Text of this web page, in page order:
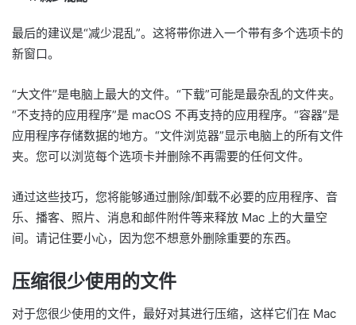
最后的建议是“减少混乱”。这将带你进入一个带有多个选项卡的
新窗口。
“大文件”是电脑上最大的文件。“下载”可能是最杂乱的文件夹。
“不支持的应用程序”是 macOS 不再支持的应用程序。“容器”是
应用程序存储数据的地方。“文件浏览器”显示电脑上的所有文件
夹。您可以浏览每个选项卡并删除不再需要的任何文件。
通过这些技巧，您将能够通过删除/卸载不必要的应用程序、音
乐、播客、照片、消息和邮件附件等来释放 Mac 上的大量空
间。请记住要小心，因为您不想意外删除重要的东西。
压缩很少使用的文件
对于您很少使用的文件，最好对其进行压缩，这样它们在 Mac